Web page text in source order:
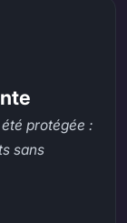
protégée :
sans